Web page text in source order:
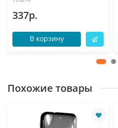
337р.
В корзину
Похожие товары